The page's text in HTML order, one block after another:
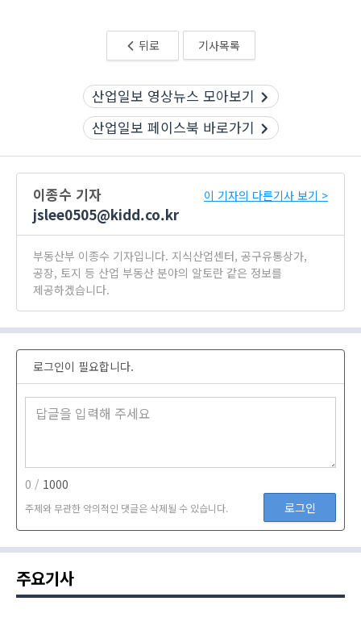
뒤로 기사목록
산업일보 영상뉴스 모아보기
산업일보 페이스북 바로가기
이종수 기자
jslee0505@kidd.co.kr
이 기자의 다른기사 보기 >
부동산부 이종수 기자입니다. 지식산업센터, 공구유통상가,
공장, 토지 등 산업 부동산 분야의 알토란 같은 정보를
제공하겠습니다.
로그인이 필요합니다.
0 / 1000
주제와 무관한 악의적인 댓글은 삭제될 수 있습니다. 로그인
주요기사